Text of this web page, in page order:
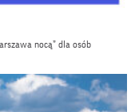
nocą” dla osób